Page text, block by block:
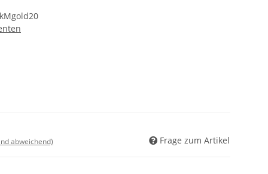
abweichend) Frage zum Artikel